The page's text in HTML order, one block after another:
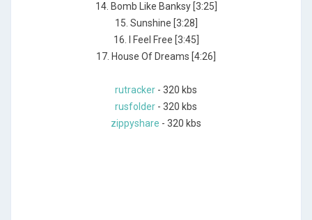
14. Bomb Like Banksy [3:25]
15. Sunshine [3:28]
16. I Feel Free [3:45]
17. House Of Dreams [4:26]
rutracker - 320 kbs
rusfolder - 320 kbs
zippyshare - 320 kbs